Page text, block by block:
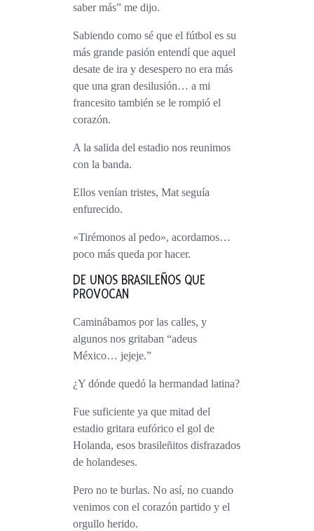
saber más” me dijo.
Sabiendo como sé que el fútbol es su
más grande pasión entendí que aquel
desate de ira y desespero no era más
que una gran desilusión… a mi
francesito también se le rompió el
corazón.
A la salida del estadio nos reunimos
con la banda.
Ellos venían tristes, Mat seguía
enfurecido.
«Tirémonos al pedo», acordamos…
poco más queda por hacer.
DE UNOS BRASILEÑOS QUE
PROVOCAN
Caminábamos por las calles, y
algunos nos gritaban “adeus
México… jejeje.”
¿Y dónde quedó la hermandad latina?
Fue suficiente ya que mitad del
estadio gritara eufórico el gol de
Holanda, esos brasileñitos disfrazados
de holandeses.
Pero no te burlas. No así, no cuando
venimos con el corazón partido y el
orgullo herido.